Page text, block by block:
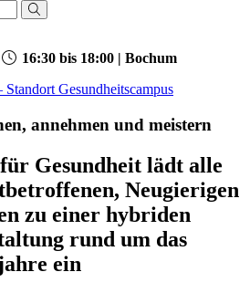
16:30 bis 18:00 | Bochum
Gesundheitscampus
annehmen und meistern
Gesundheit lädt alle
Neugierigen
zu einer hybriden
rund um das
ein